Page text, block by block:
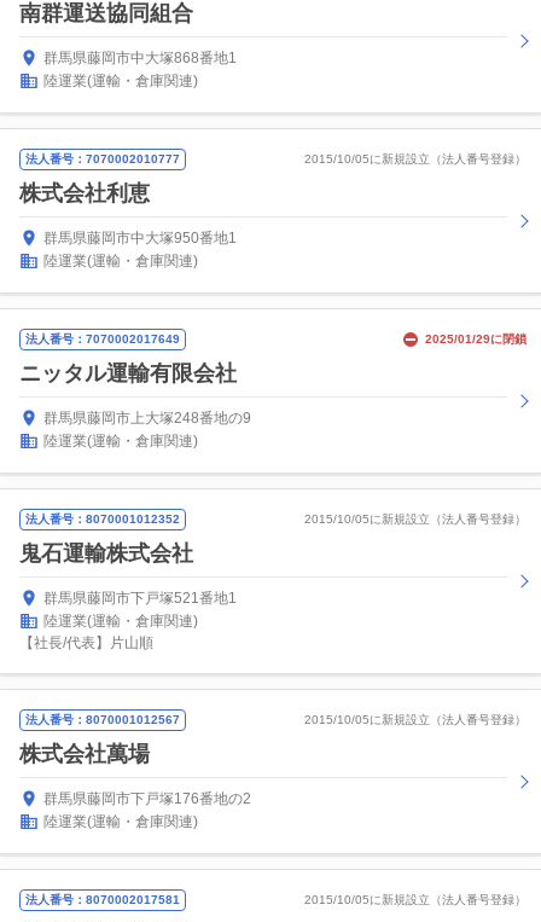
南群運送協同組合
群馬県藤岡市中大塚868番地1
陸運業(運輸・倉庫関連)
法人番号：7070002010777 2015/10/05に新規設立（法人番号登録）
株式会社利恵
群馬県藤岡市中大塚950番地1
陸運業(運輸・倉庫関連)
法人番号：7070002017649 2025/01/29に閉鎖
ニッタル運輸有限会社
群馬県藤岡市上大塚248番地の9
陸運業(運輸・倉庫関連)
法人番号：8070001012352 2015/10/05に新規設立（法人番号登録）
鬼石運輸株式会社
群馬県藤岡市下戸塚521番地1
陸運業(運輸・倉庫関連)
【社長/代表】片山順
法人番号：8070001012567 2015/10/05に新規設立（法人番号登録）
株式会社萬場
群馬県藤岡市下戸塚176番地の2
陸運業(運輸・倉庫関連)
法人番号：8070002017581 2015/10/05に新規設立（法人番号登録）